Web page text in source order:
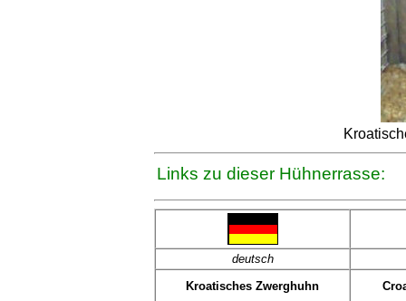
Links zu dieser Hühnerrasse:
deutsch
Kroatisches Zwerghuhn